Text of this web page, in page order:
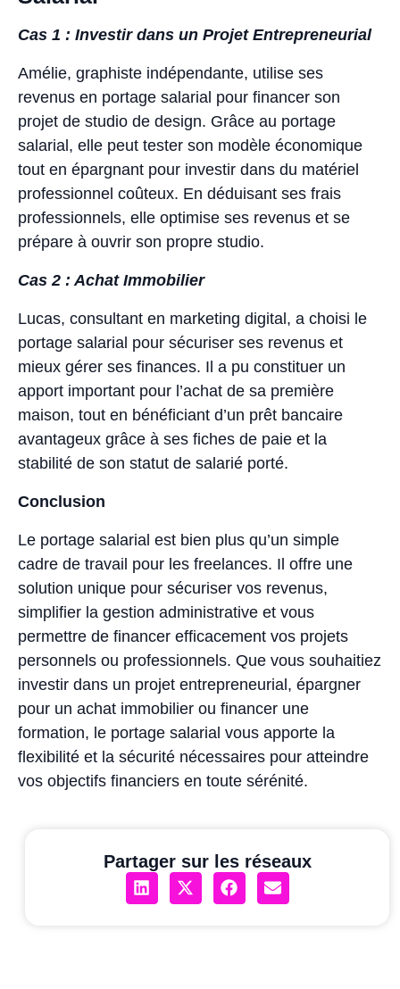
Cas 1 : Investir dans un Projet Entrepreneurial
Amélie, graphiste indépendante, utilise ses
revenus en portage salarial pour financer son
projet de studio de design. Grâce au portage
salarial, elle peut tester son modèle économique
tout en épargnant pour investir dans du matériel
professionnel coûteux. En déduisant ses frais
professionnels, elle optimise ses revenus et se
prépare à ouvrir son propre studio.
Cas 2 : Achat Immobilier
Lucas, consultant en marketing digital, a choisi le
portage salarial pour sécuriser ses revenus et
mieux gérer ses finances. Il a pu constituer un
apport important pour l’achat de sa première
maison, tout en bénéficiant d’un prêt bancaire
avantageux grâce à ses fiches de paie et la
stabilité de son statut de salarié porté.
Conclusion
Le portage salarial est bien plus qu’un simple
cadre de travail pour les freelances. Il offre une
solution unique pour sécuriser vos revenus,
simplifier la gestion administrative et vous
permettre de financer efficacement vos projets
personnels ou professionnels. Que vous souhaitiez
investir dans un projet entrepreneurial, épargner
pour un achat immobilier ou financer une
formation, le portage salarial vous apporte la
flexibilité et la sécurité nécessaires pour atteindre
vos objectifs financiers en toute sérénité.
Partager sur les réseaux